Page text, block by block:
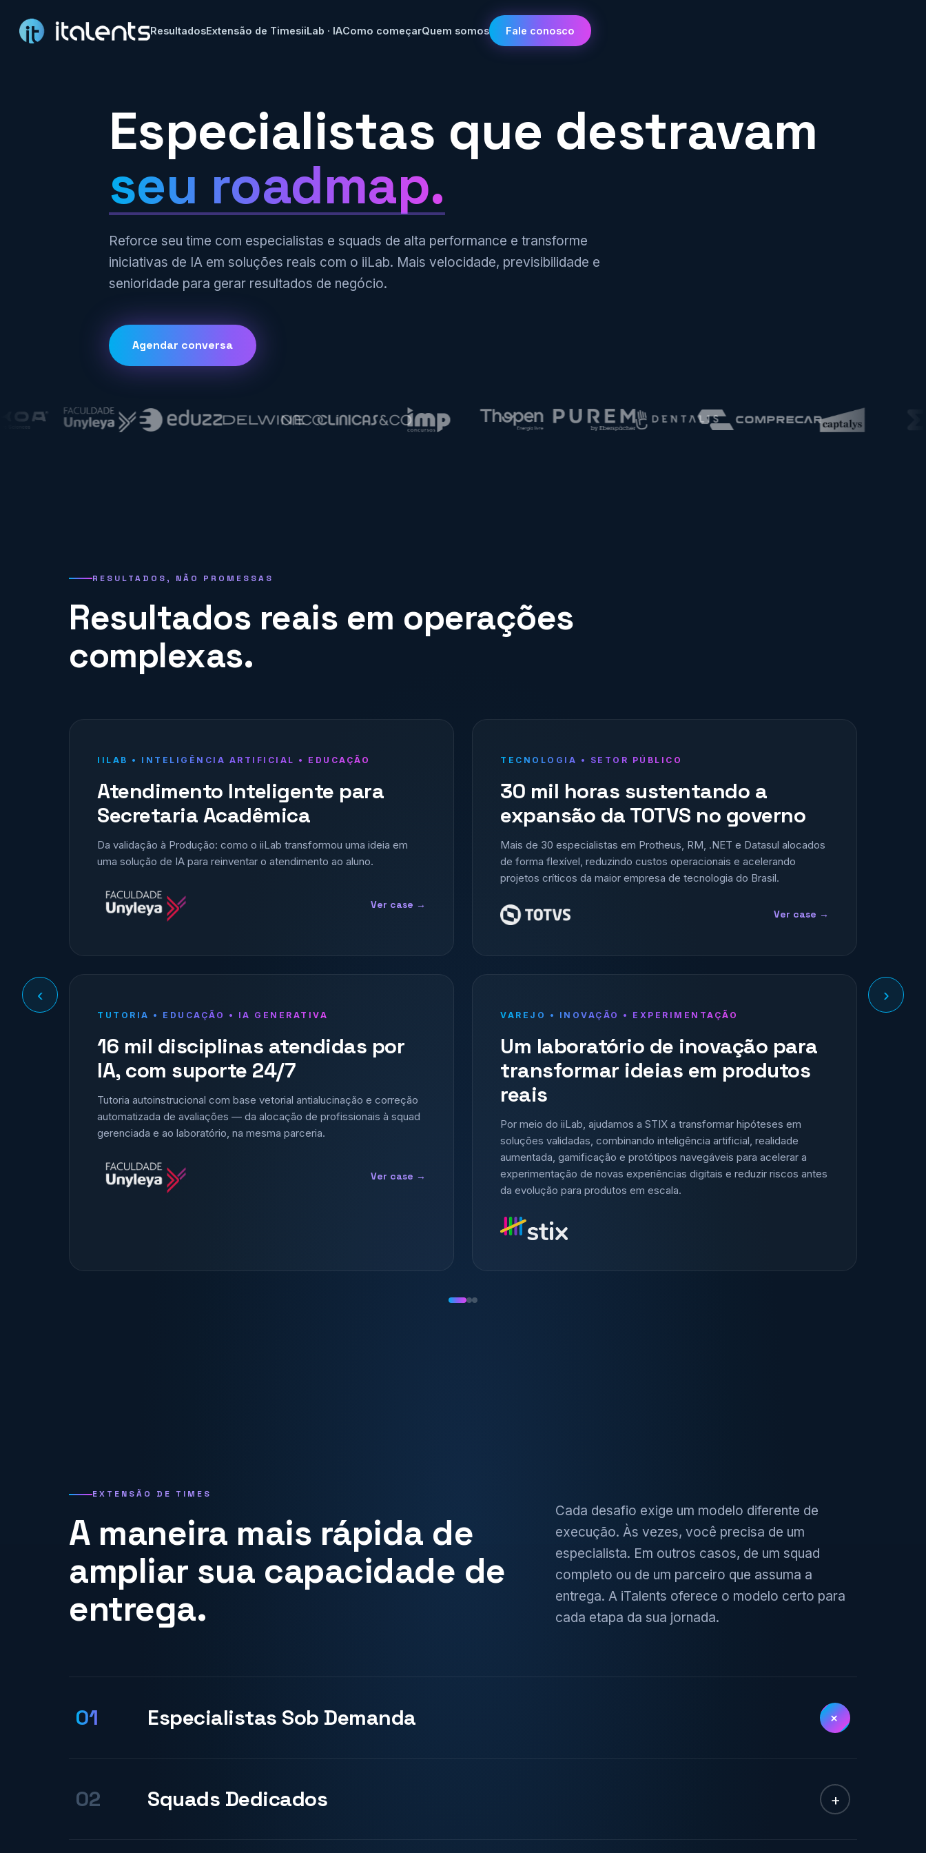
ResultadosExtensão de TimesiiLab · IAComo começarQuem somos Fale conosco
Especialistas que destravam
seu roadmap.
Reforce seu time com especialistas e squads de alta performance e transforme
iniciativas de IA em soluções reais com o iiLab. Mais velocidade, previsibilidade e
senioridade para gerar resultados de negócio.
Agendar conversa
RESULTADOS, NÃO PROMESSAS
Resultados reais em operações
complexas.
‹
IILAB • INTELIGÊNCIA ARTIFICIAL • EDUCAÇÃO
Atendimento Inteligente para
Secretaria Acadêmica
Da validação à Produção: como o iiLab transformou uma ideia em
uma solução de IA para reinventar o atendimento ao aluno.
Ver case →
TECNOLOGIA • SETOR PÚBLICO
30 mil horas sustentando a
expansão da TOTVS no governo
Mais de 30 especialistas em Protheus, RM, .NET e Datasul alocados
de forma flexível, reduzindo custos operacionais e acelerando
projetos críticos da maior empresa de tecnologia do Brasil.
Ver case →
TUTORIA • EDUCAÇÃO • IA GENERATIVA
16 mil disciplinas atendidas por
IA, com suporte 24/7
Tutoria autoinstrucional com base vetorial antialucinação e correção
automatizada de avaliações — da alocação de profissionais à squad
gerenciada e ao laboratório, na mesma parceria.
Ver case →
VAREJO • INOVAÇÃO • EXPERIMENTAÇÃO
Um laboratório de inovação para
transformar ideias em produtos
reais
Por meio do iiLab, ajudamos a STIX a transformar hipóteses em
soluções validadas, combinando inteligência artificial, realidade
aumentada, gamificação e protótipos navegáveis para acelerar a
experimentação de novas experiências digitais e reduzir riscos antes
da evolução para produtos em escala.
›
EXTENSÃO DE TIMES
A maneira mais rápida de
ampliar sua capacidade de
entrega.
Cada desafio exige um modelo diferente de
execução. Às vezes, você precisa de um
especialista. Em outros casos, de um squad
completo ou de um parceiro que assuma a
entrega. A iTalents oferece o modelo certo para
cada etapa da sua jornada.
01 Especialistas Sob Demanda +
acelerar projetos e preencher lacunas estratégicas sem os custos e a demora de uma
02 Squads Dedicados +